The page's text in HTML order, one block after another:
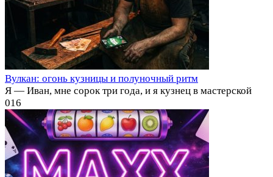
Вулкан: огонь кузницы и полуночный ритм
Я — Иван, мне сорок три года, и я кузнец в мастерской
016